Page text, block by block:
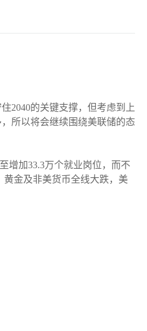
2040的关键支撑，但考虑到上
所以将会继续围绕美联储的态
增加33.3万个就业岗位，而不
黄金及非美货币全线大跌，美